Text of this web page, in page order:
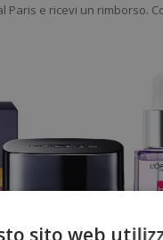
Paris e ricevi un rimborso.
sito web